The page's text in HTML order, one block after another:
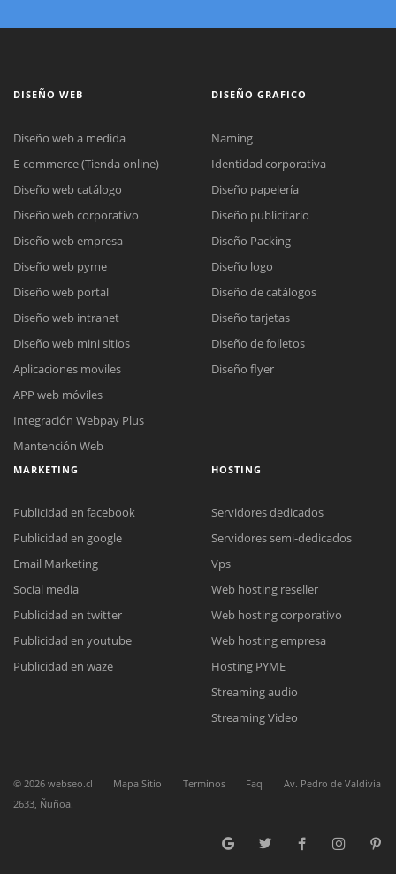
Meet para la reunión online.
Cotización
Chat Online
Todos nuestros ejecutivos están fuera de línea. Complete el formulario
DISEÑO WEB
Diseño web a medida
E-commerce (Tienda online)
Diseño web catálogo
Diseño web corporativo
Diseño web empresa
Diseño web pyme
Diseño web portal
Diseño web intranet
Diseño web mini sitios
Aplicaciones moviles
APP web móviles
Integración Webpay Plus
Mantención Web
DISEÑO GRAFICO
Naming
Identidad corporativa
Diseño papelería
Diseño publicitario
Diseño Packing
Diseño logo
Diseño de catálogos
Diseño tarjetas
Diseño de folletos
Diseño flyer
MARKETING
Publicidad en facebook
Publicidad en google
Email Marketing
Social media
Publicidad en twitter
Publicidad en youtube
Publicidad en waze
HOSTING
Servidores dedicados
Servidores semi-dedicados
Vps
Web hosting reseller
Web hosting corporativo
Web hosting empresa
Hosting PYME
Streaming audio
Streaming Video
© 2026 webseo.cl Mapa Sitio Terminos Faq
Av. Pedro de Valdivia
2633, Ñuñoa.